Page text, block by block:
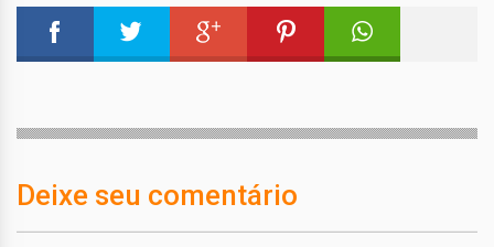
Deixe seu comentário